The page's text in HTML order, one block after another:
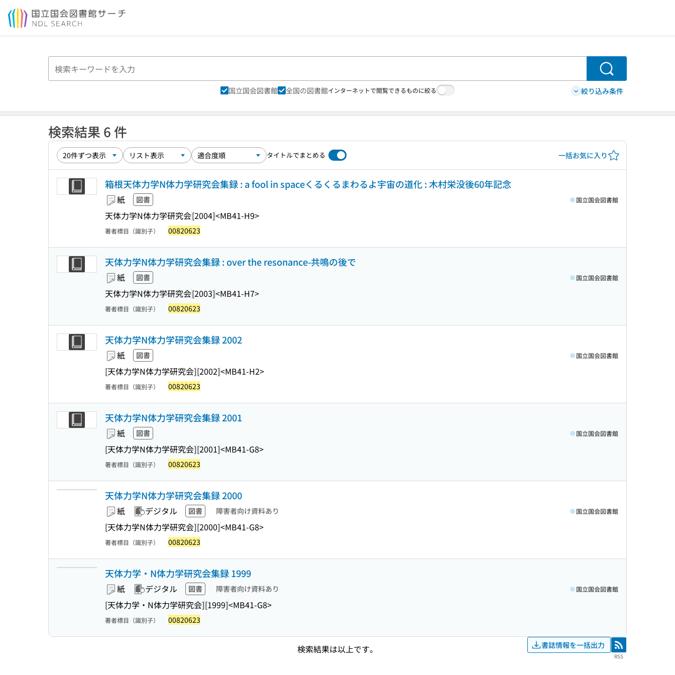
本文へ移動
検索
国立国会図書館 全国の図書館インターネットで閲覧できるものに絞る 絞り込み条件
検索結果 6 件
タイトルでまとめる 一括お気に入り
箱根天体力学N体力学研究会集録 : a fool in spaceくるくるまわるよ宇宙の道化 : 木村栄没後60年記念
紙 図書
天体力学N体力学研究会[2004]<MB41-H9>
国立国会図書館
著者標目（識別子） 00820623
天体力学N体力学研究会集録 : over the resonance-共鳴の後で
紙 図書
天体力学N体力学研究会[2003]<MB41-H7>
国立国会図書館
著者標目（識別子） 00820623
天体力学N体力学研究会集録 2002
紙 図書
[天体力学N体力学研究会][2002]<MB41-H2>
国立国会図書館
著者標目（識別子） 00820623
天体力学N体力学研究会集録 2001
紙 図書
[天体力学N体力学研究会][2001]<MB41-G8>
国立国会図書館
著者標目（識別子） 00820623
天体力学N体力学研究会集録 2000
紙 デジタル 図書 障害者向け資料あり
[天体力学N体力学研究会][2000]<MB41-G8>
国立国会図書館
著者標目（識別子） 00820623
天体力学・N体力学研究会集録 1999
紙 デジタル 図書 障害者向け資料あり
[天体力学・N体力学研究会][1999]<MB41-G8>
国立国会図書館
著者標目（識別子） 00820623
検索結果は以上です。 書誌情報を一括出力 RSS
RSS